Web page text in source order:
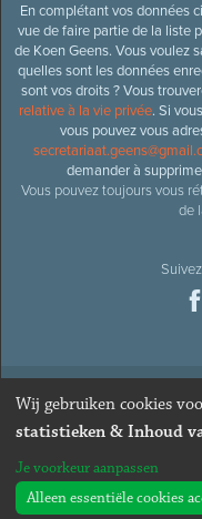
En complétant vos données
vue de faire partie de la liste
de Koen Geens. Vous voulez
quelles sont les données
sont vos droits ? Vous
relative à la vie privée. Si
vous pouvez vous
demander à
Vous pouvez toujours vous
de
Suivez
© 2026Ancien
Webdesign &
Wij gebruiken cookies
statistieken & Inhoud
Je voorkeur aanpassen
Alleen essentiële cookies